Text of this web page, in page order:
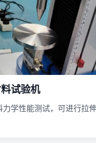
试验机
力学性能测试，可进行拉